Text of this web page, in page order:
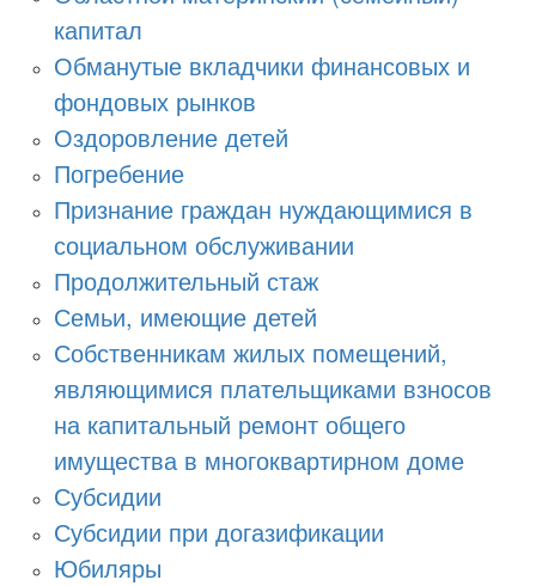
капитал
Обманутые вкладчики финансовых и
фондовых рынков
Оздоровление детей
Погребение
Признание граждан нуждающимися в
социальном обслуживании
Продолжительный стаж
Семьи, имеющие детей
Собственникам жилых помещений,
являющимися плательщиками взносов
на капитальный ремонт общего
имущества в многоквартирном доме
Субсидии
Субсидии при догазификации
Юбиляры